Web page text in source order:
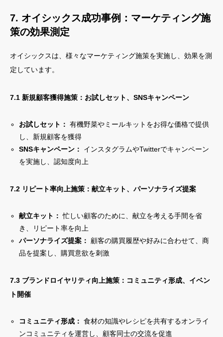
7. オイシックス成功事例：マーケティング施
策の効果測定
オイシックスは、様々なマーケティング施策を実施し、効果を測
定しています。
7.1 新規顧客獲得施策：お試しセット、SNSキャンペーン
お試しセット： 有機野菜やミールキットをお得な価格で提供
し、新規顧客を獲得
SNSキャンペーン：
インスタグラムやTwitterでキャンペーン
を実施し、認知度向上
7.2 リピート率向上施策：献立キット、パーソナライズ提案
献立キット： 忙しい顧客のために、献立を考える手間を省
き、リピート率を向上
パーソナライズ提案：
顧客の購買履歴や好みに合わせて、商
品を提案し、購買意欲を刺激
7.3 ブランドロイヤリティ向上施策：コミュニティ形成、イベン
ト開催
コミュニティ形成： 食材の知識やレシピを共有するオンライ
ンコミュニティを運営し、顧客同士の交流を促進